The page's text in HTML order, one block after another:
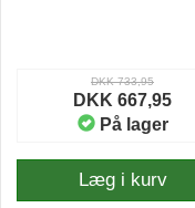
DKK 733,95
DKK 667,95
På lager
Læg i kurv